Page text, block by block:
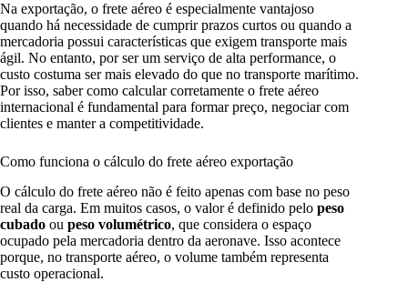
Na exportação, o frete aéreo é especialmente vantajoso
quando há necessidade de cumprir prazos curtos ou quando a
mercadoria possui características que exigem transporte mais
ágil. No entanto, por ser um serviço de alta performance, o
custo costuma ser mais elevado do que no transporte marítimo.
Por isso, saber como calcular corretamente o frete aéreo
internacional é fundamental para formar preço, negociar com
clientes e manter a competitividade.
Como funciona o cálculo do frete aéreo exportação
O cálculo do frete aéreo não é feito apenas com base no peso
real da carga. Em muitos casos, o valor é definido pelo peso
cubado ou peso volumétrico, que considera o espaço
ocupado pela mercadoria dentro da aeronave. Isso acontece
porque, no transporte aéreo, o volume também representa
custo operacional.